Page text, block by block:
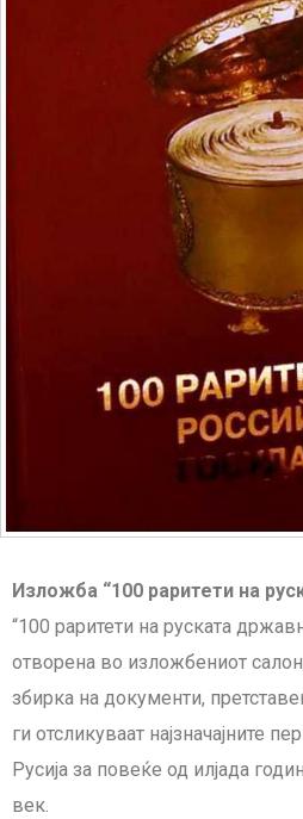
Изложба “100 раритети на
“100 раритети на руската
отворена во изложбениот
збирка на документи,
ги отсликуваат најзначајните
Русија за повеќе од илјада
век.